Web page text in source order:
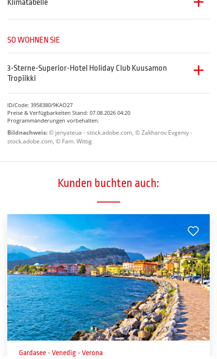
Klimatabelle
Ø Tagestemperatur
Ø Nachttemperatur -14 °C
SO WOHNEN SIE
3-Sterne-Superior-Hotel Holiday Club Kuusamon
Tropiikki
umgeben von Seen und Wäldern. Die Zimmer sind mit
DU/WC, Föhn, TV und Minibar ausgestattet. Das Hotel
verfügt über Restaurants, Bar, Lift, Activity Park und
tropisches Bad mit Sauna- und Wellnessabteilung.
mit Kamin & Sauna wohnen und die Einrichtungen des
Achtung: Es erfolgt nur 1x Zimmerreinigung!
ID/Code: 3958380/9KAO27
Preise & Verfügbarkeiten Stand: 07.08.2026 04:20
Programmänderungen vorbehalten.
Bildnachweis:© jenyateua - stock.adobe.com, © Zakharov Evgeniy -
stock.adobe.com, © Fam. Wittig
Kunden buchten auch:
Gardasee - Venedig - Verona